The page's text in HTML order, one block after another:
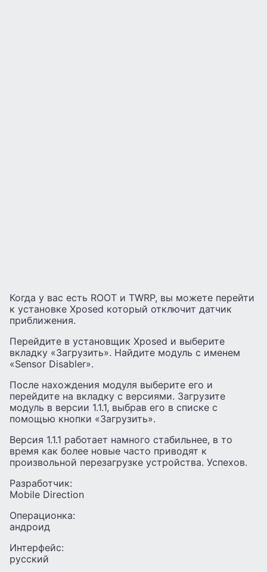
Когда у вас есть ROOT и TWRP, вы можете перейти
к установке Xposed который отключит датчик
приближения.
Перейдите в установщик Xposed и выберите
вкладку «Загрузить». Найдите модуль с именем
«Sensor Disabler».
После нахождения модуля выберите его и
перейдите на вкладку с версиями. Загрузите
модуль в версии 1.1.1, выбрав его в списке с
помощью кнопки «Загрузить».
Версия 1.1.1 работает намного стабильнее, в то
время как более новые часто приводят к
произвольной перезагрузке устройства. Успехов.
Разработчик:
Mobile Direction
Операционка:
андроид
Интерфейс:
русский